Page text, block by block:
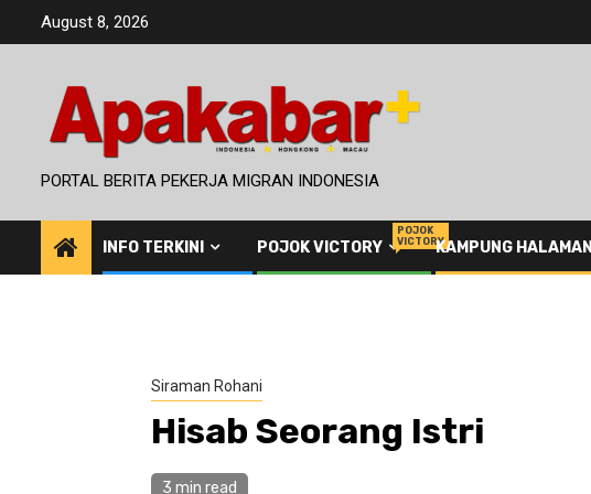
August 8, 2026
PORTAL BERITA PEKERJA MIGRAN INDONESIA
INFO TERKINI POJOK VICTORY
POJOK
VICTORYKAMPUNG HALAMAN
Siraman Rohani
Hisab Seorang Istri
3 min read